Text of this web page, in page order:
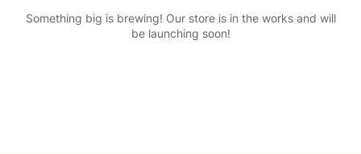
Something big is brewing! Our store is in the works and will
be launching soon!